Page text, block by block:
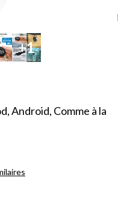
+1
Android, Comme à la